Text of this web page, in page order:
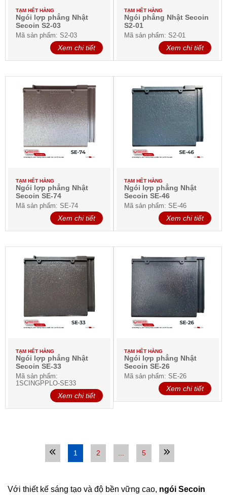
TẠM HẾT HÀNG
Ngói lợp phẳng Nhật
Secoin S2-03
Mã sản phẩm: S2-03
Xem chi tiết
TẠM HẾT HÀNG
Ngói phẳng Nhật Secoin
S2-01
Mã sản phẩm: S2-01
Xem chi tiết
TẠM HẾT HÀNG
Ngói lợp phẳng Nhật
Secoin SE-74
Mã sản phẩm: SE-74
Xem chi tiết
TẠM HẾT HÀNG
Ngói lợp phẳng Nhật
Secoin SE-46
Mã sản phẩm: SE-46
Xem chi tiết
TẠM HẾT HÀNG
Ngói lợp phẳng Nhật
Secoin SE-33
Mã sản phẩm:
1SCINGPPLO-SE33
Xem chi tiết
TẠM HẾT HÀNG
Ngói lợp phẳng Nhật
Secoin SE-26
Mã sản phẩm: SE-26
Xem chi tiết
1 2 5
Với thiết kế sáng tạo và độ bền vững cao, ngói Secoin